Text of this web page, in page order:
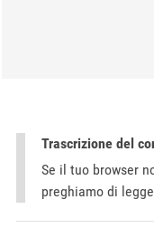
Trascrizione del
Se il tuo browser
preghiamo di